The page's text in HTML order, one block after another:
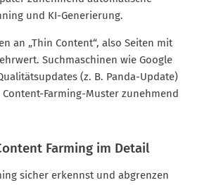
und KI-Generierung.
an „Thin Content“, also Seiten mit
Suchmaschinen wie Google
(z. B. Panda-Update)
Farming-Muster zunehmend
Farming im Detail
sicher erkennst und abgrenzen